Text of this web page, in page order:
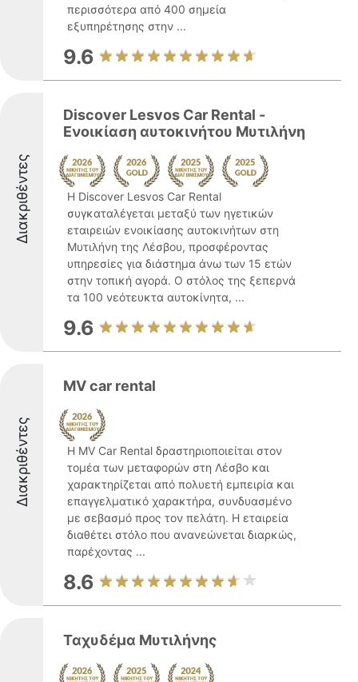
περισσότερα από 400 σημεία
εξυπηρέτησης στην ...
9.6
Διακριθέντες
Discover Lesvos Car Rental -
Ενοικίαση αυτοκινήτου Μυτιλήνη
Η Discover Lesvos Car Rental
συγκαταλέγεται μεταξύ των ηγετικών
εταιρειών ενοικίασης αυτοκινήτων στη
Μυτιλήνη της Λέσβου, προσφέροντας
υπηρεσίες για διάστημα άνω των 15 ετών
στην τοπική αγορά. Ο στόλος της ξεπερνά
τα 100 νεότευκτα αυτοκίνητα, ...
9.6
Διακριθέντες
MV car rental
Η MV Car Rental δραστηριοποιείται στον
τομέα των μεταφορών στη Λέσβο και
χαρακτηρίζεται από πολυετή εμπειρία και
επαγγελματικό χαρακτήρα, συνδυασμένο
με σεβασμό προς τον πελάτη. Η εταιρεία
διαθέτει στόλο που ανανεώνεται διαρκώς,
παρέχοντας ...
8.6
Ταχυδέμα Μυτιλήνης